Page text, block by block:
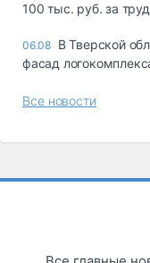
100 тыс. руб. за
06.08 В Тверской
фасад
Все новости